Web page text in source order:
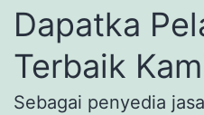
Dapatka
Terbaik
Sebagai penyedia